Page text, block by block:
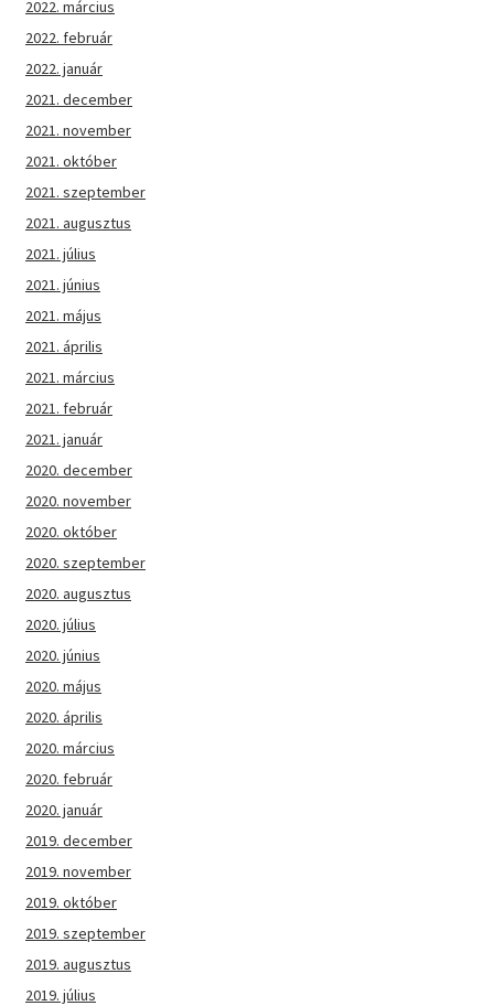
2022. március
2022. február
2022. január
2021. december
2021. november
2021. október
2021. szeptember
2021. augusztus
2021. július
2021. június
2021. május
2021. április
2021. március
2021. február
2021. január
2020. december
2020. november
2020. október
2020. szeptember
2020. augusztus
2020. július
2020. június
2020. május
2020. április
2020. március
2020. február
2020. január
2019. december
2019. november
2019. október
2019. szeptember
2019. augusztus
2019. július